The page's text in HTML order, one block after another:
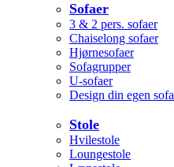
Sofaer
3 & 2 pers. sofaer
Chaiselong sofaer
Hjørnesofaer
Sofagrupper
U-sofaer
Design din egen sofa
Stole
Hvilestole
Loungestole